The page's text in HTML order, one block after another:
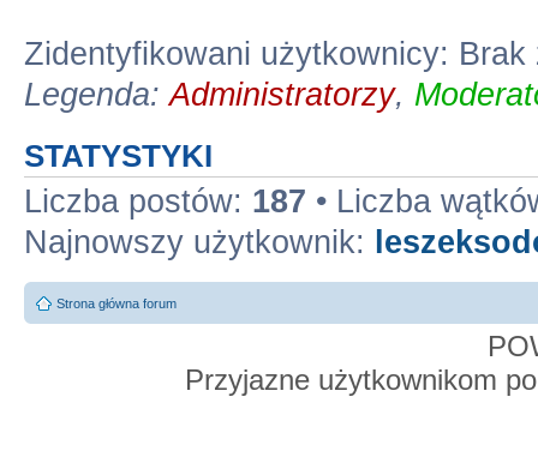
Zidentyfikowani użytkownicy:
Legenda:Administratorzy,
STATYSTYKI
Liczba postów: 187 • Liczba
Najnowszy użytkownik:
Strona główna forum
Przyjazne użytkownikom